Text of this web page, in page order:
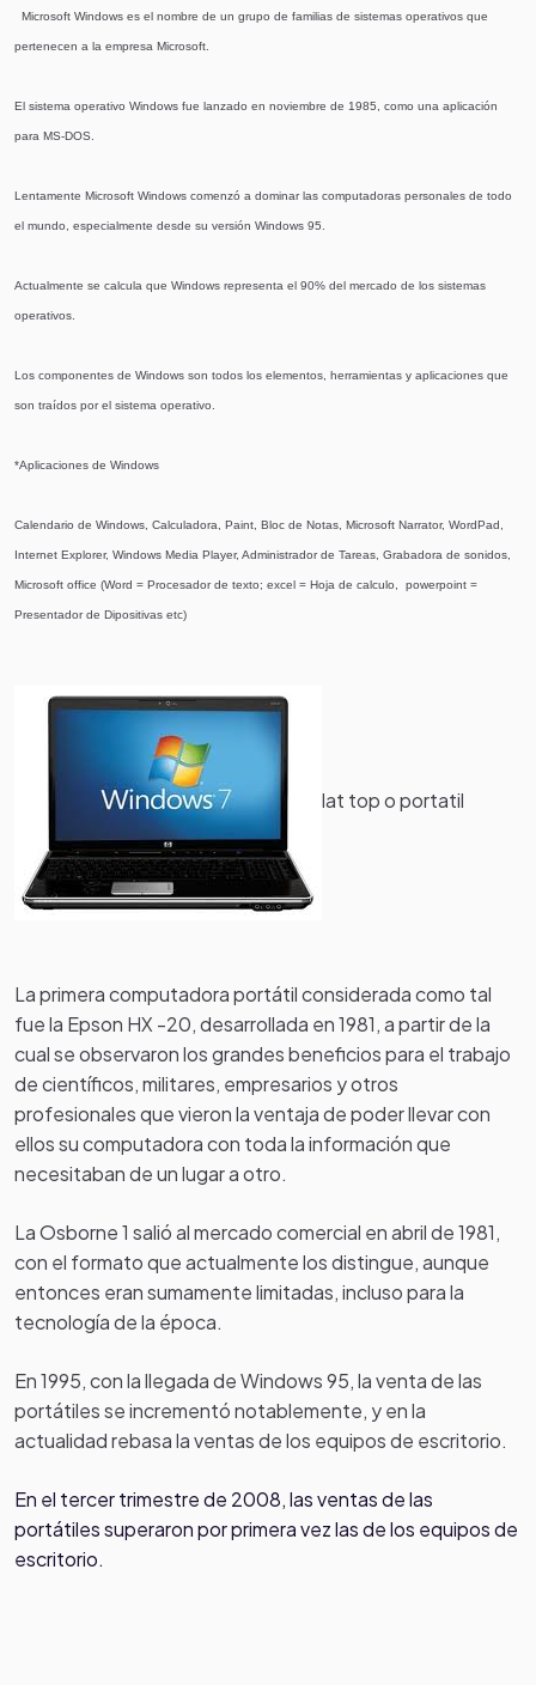
Microsoft Windows es el nombre de un grupo de familias de sistemas operativos que
pertenecen a la empresa Microsoft.
El sistema operativo Windows fue lanzado en noviembre de 1985, como una aplicación
para MS-DOS.
Lentamente Microsoft Windows comenzó a dominar las computadoras personales de todo
el mundo, especialmente desde su versión Windows 95.
Actualmente se calcula que Windows representa el 90% del mercado de los sistemas
operativos.
Los componentes de Windows son todos los elementos, herramientas y aplicaciones que
son traídos por el sistema operativo.
*Aplicaciones de Windows
Calendario de Windows, Calculadora, Paint, Bloc de Notas, Microsoft Narrator, WordPad,
Internet Explorer, Windows Media Player, Administrador de Tareas, Grabadora de sonidos,
Microsoft office (Word = Procesador de texto; excel = Hoja de calculo, powerpoint =
Presentador de Dipositivas etc)
lat top o portatil
La primera computadora portátil considerada como tal
fue la Epson HX -20, desarrollada en 1981, a partir de la
cual se observaron los grandes beneficios para el trabajo
de científicos, militares, empresarios y otros
profesionales que vieron la ventaja de poder llevar con
ellos su computadora con toda la información que
necesitaban de un lugar a otro.
La Osborne 1 salió al mercado comercial en abril de 1981,
con el formato que actualmente los distingue, aunque
entonces eran sumamente limitadas, incluso para la
tecnología de la época.
En 1995, con la llegada de Windows 95, la venta de las
portátiles se incrementó notablemente, y en la
actualidad rebasa la ventas de los equipos de escritorio.
En el tercer trimestre de 2008, las ventas de las
portátiles superaron por primera vez las de los equipos de
escritorio.